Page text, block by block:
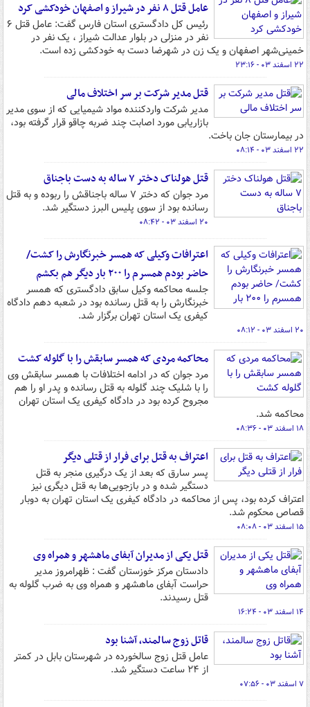
عامل قتل ۸ نفر در شیراز و اصفهان خودکشی کرد
رئیس کل دادگستری استان فارس گفت: عامل قتل ۶
نفر در منزلی در بلوار عدالت شیراز ، یک نفر در
خمینی‌شهر اصفهان و یک زن در شهرضا دست به خودکشی زده است.
۲۲ اسفند ۰۳ - ۲۳:۱۶
قتل مدیر شرکت بر سر اختلاف مالی
مدیر شرکت واردکننده مواد شیمیایی که از سوی مدیر
بازاریابی مورد اصابت چند ضربه چاقو قرار گرفته بود،
در بیمارستان جان باخت.
۲۲ اسفند ۰۳ - ۰۸:۱۴
قتل هولناک دختر ۷ ساله به دست باجناق
مرد جوان که دختر ۷ ساله باجناقش را ربوده و به قتل
رسانده بود از سوی پلیس البرز دستگیر شد.
۲۰ اسفند ۰۳ - ۰۸:۴۲
اعترافات وکیلی که همسر خبرنگارش را کشت/
حاضر بودم همسرم را ۲۰۰ بار دیگر هم بکشم
جلسه محاکمه وکیل سابق دادگستری که همسر
خبرنگارش را به قتل رسانده بود در شعبه دهم دادگاه
کیفری یک استان تهران برگزار شد.
۲۰ اسفند ۰۳ - ۰۸:۱۲
محاکمه مردی که همسر سابقش را با گلوله کشت
مرد جوان که در ادامه اختلافات با همسر سابقش وی
را با شلیک چند گلوله به قتل رسانده و پدر او را هم
مجروح کرده بود در دادگاه کیفری یک استان تهران
محاکمه شد.
۱۸ اسفند ۰۳ - ۰۸:۳۶
اعتراف به قتل برای فرار از قتلی دیگر
پسر سارق که بعد از یک درگیری منجر به قتل
دستگیر شده و در بازجویی‌ها به قتل دیگری نیز
اعتراف کرده بود، پس از محاکمه در دادگاه کیفری یک استان تهران به دوبار
قصاص محکوم شد.
۱۵ اسفند ۰۳ - ۰۸:۰۸
قتل یکی از مدیران آبفای ماهشهر و همراه وی
دادستان مرکز خوزستان گفت : ظهرامروز مدیر
حراست آبفای ماهشهر و همراه وی به ضرب گلوله به
قتل رسیدند.
۱۴ اسفند ۰۳ - ۱۶:۲۴
قاتل زوج سالمند، آشنا بود
عامل قتل زوج سالخورده در شهرستان بابل در کمتر
از ۲۴ ساعت دستگیر شد.
۷ اسفند ۰۳ - ۰۷:۵۶